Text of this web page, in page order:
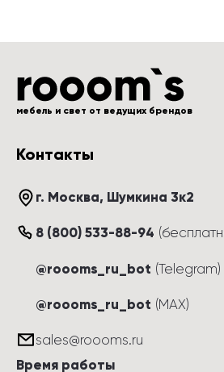
мебель и свет от ведущих брендов
Контакты
г. Москва, Шумкина 3к2
8 (800) 533-88-94 (
@roooms_ru_bot (Telegram)
@roooms_ru_bot (MAX)
sales@roooms.ru
Время работы